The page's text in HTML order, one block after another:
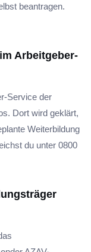
beantragen.
Arbeitgeber-
Service der
Dort wird geklärt,
Weiterbildung
du unter 0800